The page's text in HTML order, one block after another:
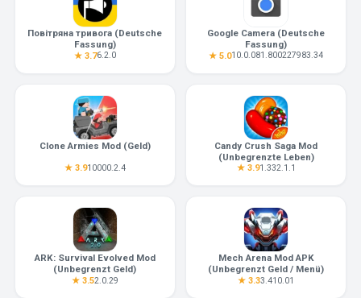
Повітряна тривога (Deutsche
Fassung)
★ 3.76.2.0
Google Camera (Deutsche
Fassung)
★ 5.010.0.081.800227983.34
Clone Armies Mod (Geld)
★ 3.910000.2.4
Candy Crush Saga Mod
(Unbegrenzte Leben)
★ 3.91.332.1.1
ARK: Survival Evolved Mod
(Unbegrenzt Geld)
★ 3.52.0.29
Mech Arena Mod APK
(Unbegrenzt Geld / Menü)
★ 3.33.410.01